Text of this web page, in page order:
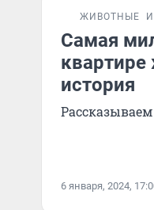
ЖИВОТНЫЕ
Самая
история
6 января, 2024,